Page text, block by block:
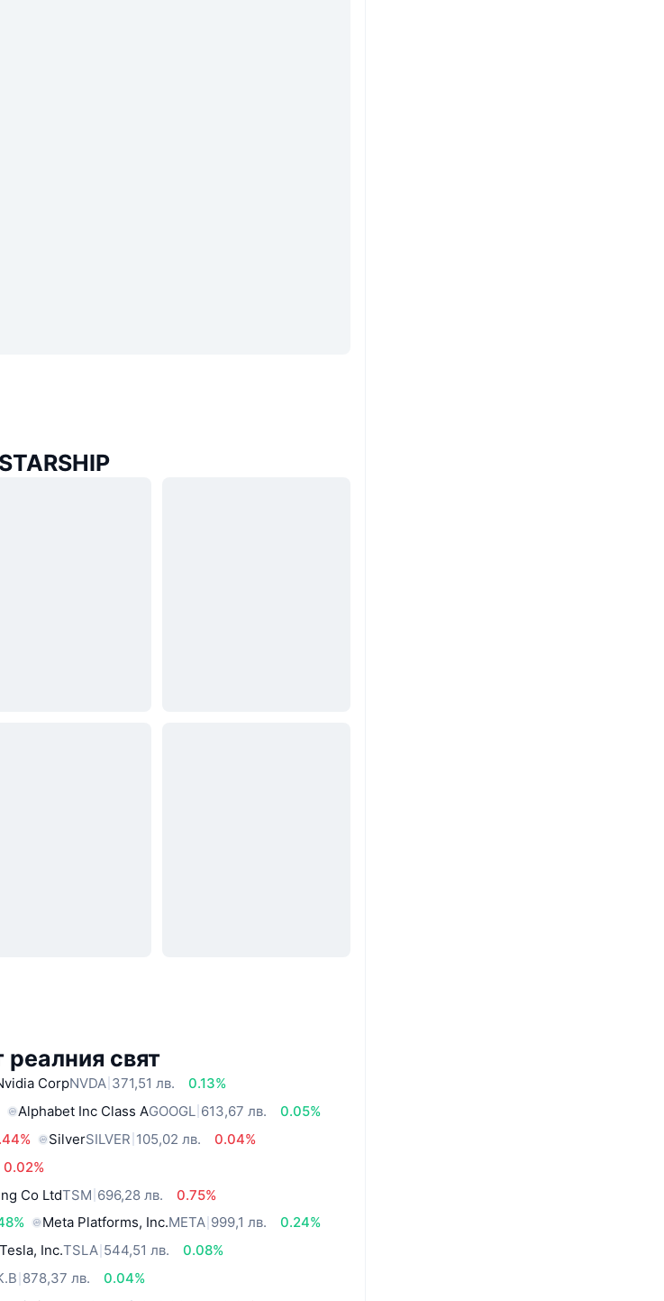
реалния свят
CorpNVDA 371,51 лв.
0.13%
Alphabet Inc Class AGOOGL 613,67 лв.
0.05%
SilverSILVER 105,02 лв.
0.04%
0.02%
Co LtdTSM 696,28 лв.
0.75%
Meta Platforms, Inc.META 999,1 лв.
0.24%
Tesla, Inc.TSLA 544,51 лв.
0.08%
878,37 лв.
0.04%